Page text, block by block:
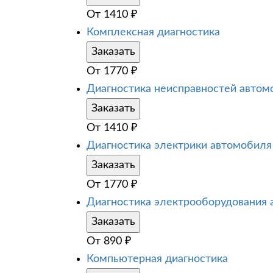
От 1410 ₽
Комплексная диагностика
Заказать
От 1770 ₽
Диагностика неисправностей
Заказать
От 1410 ₽
Диагностика электрики автомобиля
Заказать
От 1770 ₽
Диагностика электрооборудования
Заказать
От 890 ₽
Компьютерная диагностика